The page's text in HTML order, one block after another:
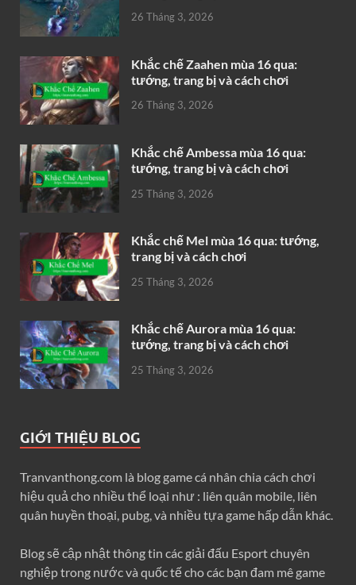
26 Tháng 3, 2026
Khắc chế Zaahen mùa 16 qua:
tướng, trang bị và cách chơi
26 Tháng 3, 2026
Khắc chế Ambessa mùa 16 qua:
tướng, trang bị và cách chơi
25 Tháng 3, 2026
Khắc chế Mel mùa 16 qua: tướng,
trang bị và cách chơi
25 Tháng 3, 2026
Khắc chế Aurora mùa 16 qua:
tướng, trang bị và cách chơi
25 Tháng 3, 2026
GIỚI THIỆU BLOG
Tranvanthong.com là blog game cá nhân chia cách chơi
hiệu quả cho nhiều thể loại như : liên quân mobile, liên
quân huyền thoại, pubg, và nhiều tựa game hấp dẫn khác.
Blog sẽ cập nhật thông tin các giải đấu Esport chuyên
nghiệp trong nước và quốc tế cho các bạn đam mê game